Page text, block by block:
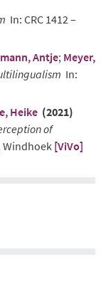
In: CRC 1412 –
Antje; Meyer,
In:
Heike (2021)
of
Windhoek [ViVo]